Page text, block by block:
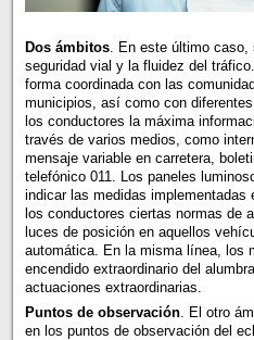
Dos ámbitos. En este último caso,
seguridad vial y la fluidez del
forma coordinada con las
municipios, así como con
los conductores la máxima
través de varios medios, como
mensaje variable en carretera,
telefónico 011. Los paneles
indicar las medidas implementadas
los conductores ciertas normas de
luces de posición en aquellos
automática. En la misma línea, los
encendido extraordinario del
actuaciones extraordinarias.
Puntos de observación. El otro
en los puntos de observación del